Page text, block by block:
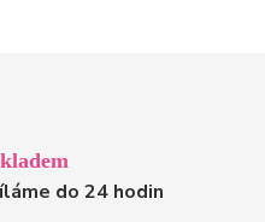
do 24 hodin